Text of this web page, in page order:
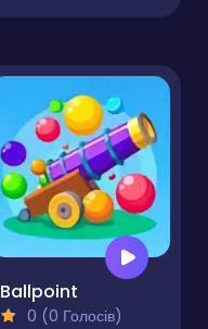
Ballpoint
0 (0 Голосів)